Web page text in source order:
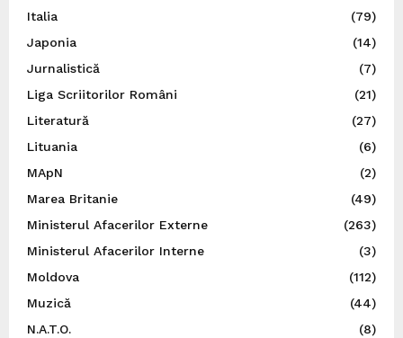
Italia
(79)
Japonia
(14)
Jurnalistică
(7)
Liga Scriitorilor Români
(21)
Literatură
(27)
Lituania
(6)
MApN
(2)
Marea Britanie
(49)
Ministerul Afacerilor Externe
(263)
Ministerul Afacerilor Interne
(3)
Moldova
(112)
Muzică
(44)
N.A.T.O.
(8)